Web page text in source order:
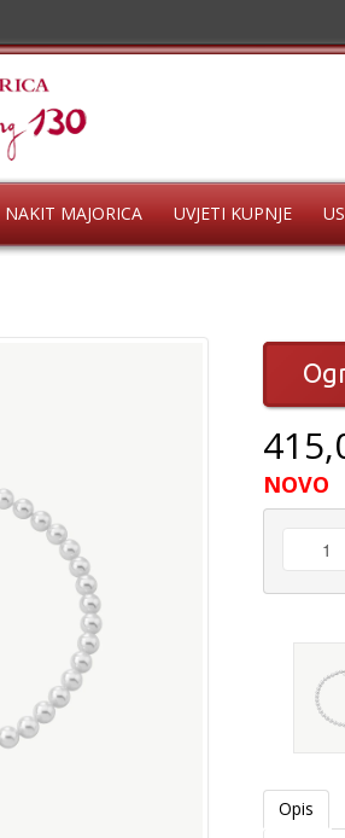
NAKIT MAJORICA UVJETI KUPNJE
NOVO
Opis